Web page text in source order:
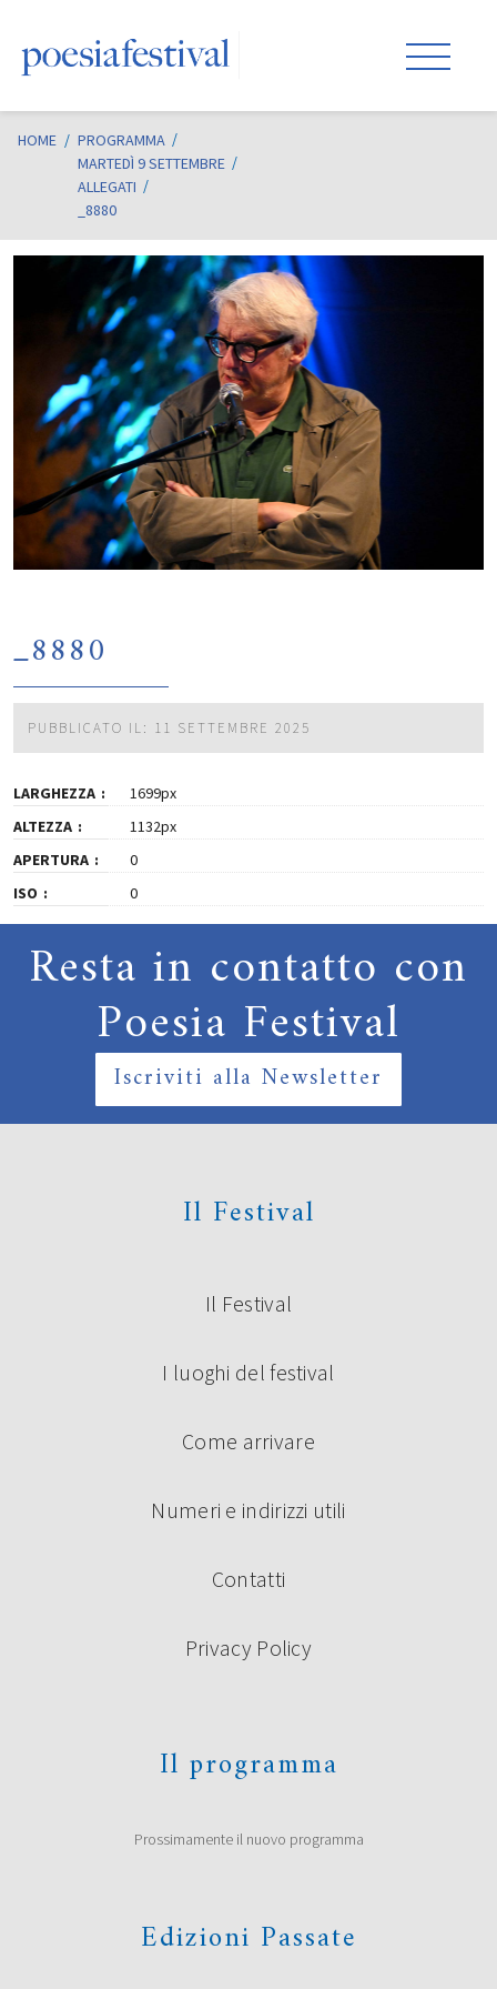
HOME / PROGRAMMA
MARTEDÌ 9 SETTEMBRE
ALLEGATI
_8880
_8880
PUBBLICATO IL: 11 SETTEMBRE 2025
LARGHEZZA
1699px
ALTEZZA
1132px
APERTURA
0
ISO
0
Resta in contatto con
Poesia Festival
Iscriviti alla Newsletter
Il Festival
Il Festival
I luoghi del festival
Come arrivare
Numeri e indirizzi utili
Contatti
Privacy Policy
Il programma
Prossimamente il nuovo programma
Edizioni Passate